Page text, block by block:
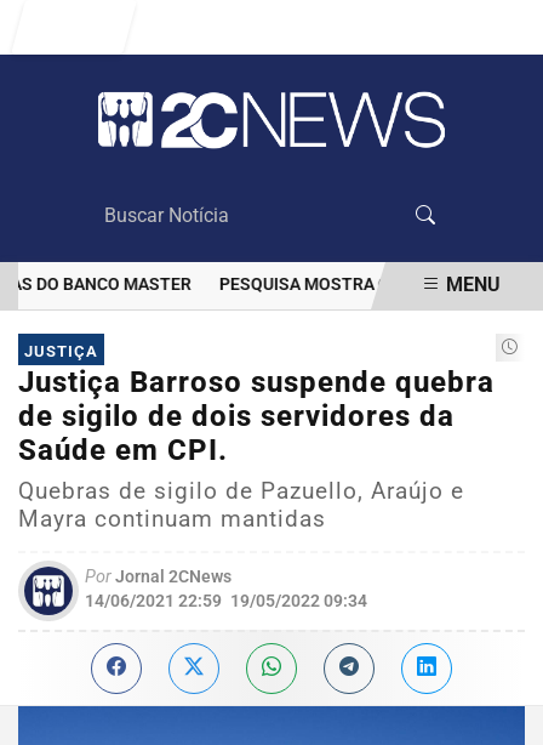
DO BANCO MASTER PESQUISA MOSTRA QUE VACINAÇÃO
EM ALTA
MENU
JUSTIÇA
Justiça Barroso suspende quebra
de sigilo de dois servidores da
Saúde em CPI.
Quebras de sigilo de Pazuello, Araújo e
Mayra continuam mantidas
PorJornal 2CNews
14/06/2021 22:59 19/05/2022 09:34